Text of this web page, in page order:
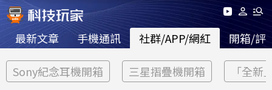
最新文章 手機通訊 社群/APP/網紅 開箱/評
Sony紀念耳機開箱 三星摺疊機開箱 「全新